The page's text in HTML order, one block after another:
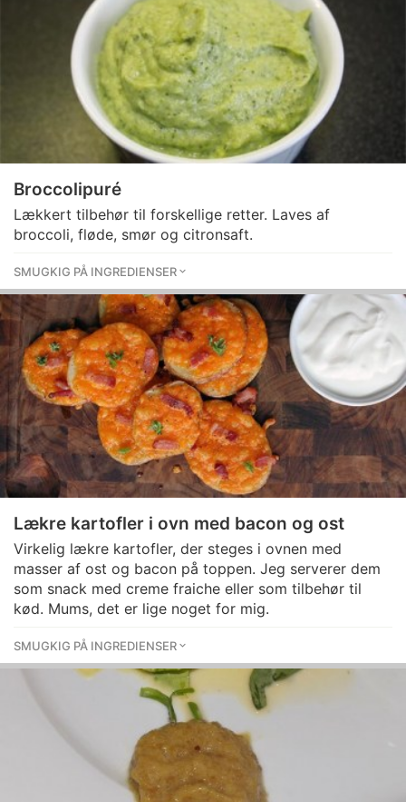
Broccolipuré
Lækkert tilbehør til forskellige retter. Laves af
broccoli, fløde, smør og citronsaft.
SMUGKIG PÅ INGREDIENSER
Lækre kartofler i ovn med bacon og ost
Virkelig lækre kartofler, der steges i ovnen med
masser af ost og bacon på toppen. Jeg serverer dem
som snack med creme fraiche eller som tilbehør til
kød. Mums, det er lige noget for mig.
SMUGKIG PÅ INGREDIENSER